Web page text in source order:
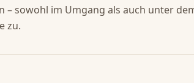
– sowohl im Umgang als auch unter
zu.